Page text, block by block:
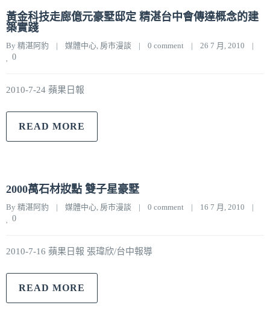
黃金科技走廊億元豪墅邸定 精湛台中會傳達概念的建
築實踐
By 精湛阿豹 | 媒體中心, 房市漫談 | 0 comment | 26 7 月, 2010 |
0
2010-7-24 蘋果日報
READ MORE
2000萬石材妝點 雙子星豪墅
By 精湛阿豹 | 媒體中心, 房市漫談 | 0 comment | 16 7 月, 2010 |
0
2010-7-16 蘋果日報 張瑋欣/台中報導
READ MORE